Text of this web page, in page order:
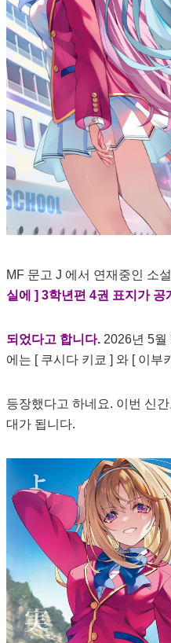
MF 문고 J 에서 연재중인 소설
실에 ] 3학년편 4권 표지가 공
되었다고 합니다.2026년 5월
에는 [ 쿠시다 키쿄 ] 와 [ 이부
등장했다고 하네요. 이번 신
대가 됩니다.